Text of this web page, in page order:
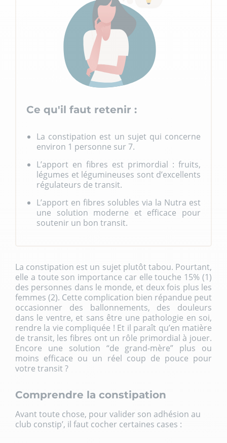
Ce qu'il faut retenir :
La constipation est un sujet qui concerne
environ 1 personne sur 7.
L’apport en fibres est primordial : fruits,
légumes et légumineuses sont d’excellents
régulateurs de transit.
L’apport en fibres solubles via la Nutra est
une solution moderne et efficace pour
soutenir un bon transit.
La constipation est un sujet plutôt tabou. Pourtant,
elle a toute son importance car elle touche 15% (1)
des personnes dans le monde, et deux fois plus les
femmes (2). Cette complication bien répandue peut
occasionner des ballonnements, des douleurs
dans le ventre, et sans être une pathologie en soi,
rendre la vie compliquée ! Et il paraît qu’en matière
de transit, les fibres ont un rôle primordial à jouer.
Encore une solution “de grand-mère” plus ou
moins efficace ou un réel coup de pouce pour
votre transit ?
Comprendre la constipation
Avant toute chose, pour valider son adhésion au
club constip’, il faut cocher certaines cases :